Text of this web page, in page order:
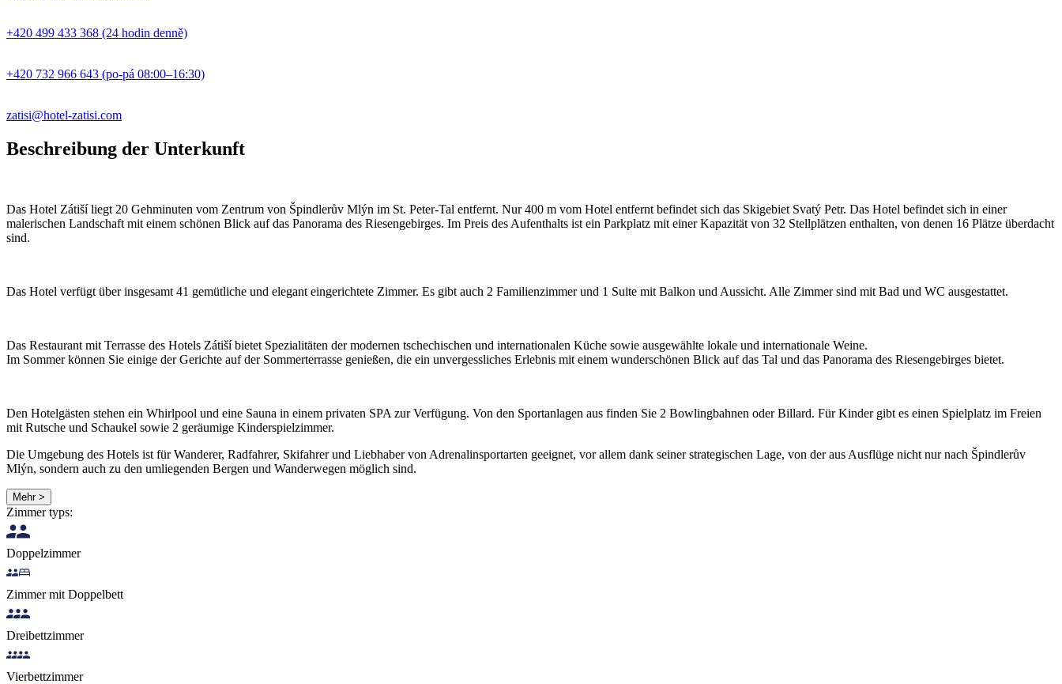
+420 499 433 368 (24 hodin denně)
+420 732 966 643 (po-pá 08:00–16:30)
zatisi@hotel-zatisi.com
Beschreibung der Unterkunft
Das Hotel Zátiší liegt 20 Gehminuten vom Zentrum von Špindlerův Mlýn im St. Peter-Tal entfernt. Nur 400 m vom Hotel entfernt befindet sich das Skigebiet Svatý Petr. Das Hotel befindet sich in einer
malerischen Landschaft mit einem schönen Blick auf das Panorama des Riesengebirges. Im Preis des Aufenthalts ist ein Parkplatz mit einer Kapazität von 32 Stellplätzen enthalten, von denen 16 Plätze überdacht
sind.
Das Hotel verfügt über insgesamt 41 gemütliche und elegant eingerichtete Zimmer. Es gibt auch 2 Familienzimmer und 1 Suite mit Balkon und Aussicht. Alle Zimmer sind mit Bad und WC ausgestattet.
Das Restaurant mit Terrasse des Hotels Zátiší bietet Spezialitäten der modernen tschechischen und internationalen Küche sowie ausgewählte lokale und internationale Weine.
Im Sommer können Sie einige der Gerichte auf der Sommerterrasse genießen, die ein unvergessliches Erlebnis mit einem wunderschönen Blick auf das Tal und das Panorama des Riesengebirges bietet.
Den Hotelgästen stehen ein Whirlpool und eine Sauna in einem privaten SPA zur Verfügung. Von den Sportanlagen aus finden Sie 2 Bowlingbahnen oder Billard. Für Kinder gibt es einen Spielplatz im Freien
mit Rutsche und Schaukel sowie 2 geräumige Kinderspielzimmer.
Die Umgebung des Hotels ist für Wanderer, Radfahrer, Skifahrer und Liebhaber von Adrenalinsportarten geeignet, vor allem dank seiner strategischen Lage, von der aus Ausflüge nicht nur nach Špindlerův
Mlýn, sondern auch zu den umliegenden Bergen und Wanderwegen möglich sind.
Mehr >
Zimmer typs:
Doppelzimmer
Zimmer mit Doppelbett
Dreibettzimmer
Vierbettzimmer